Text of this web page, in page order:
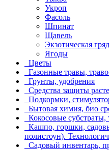
Укроп
Фасоль
Шпинат
Щавель
Экзотическая
Ягоды
Цветы
Газонные травы,
Грунты, удобрения
Средства защиты
Подкормки,
Бытовая химия, био
Кокосовые субстраты,
Кашпо, горшки,
полистоун).
Садовый инвентарь,